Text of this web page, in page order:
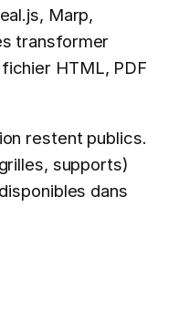
Marp,
transformer
HTML, PDF
restent publics.
supports)
dans